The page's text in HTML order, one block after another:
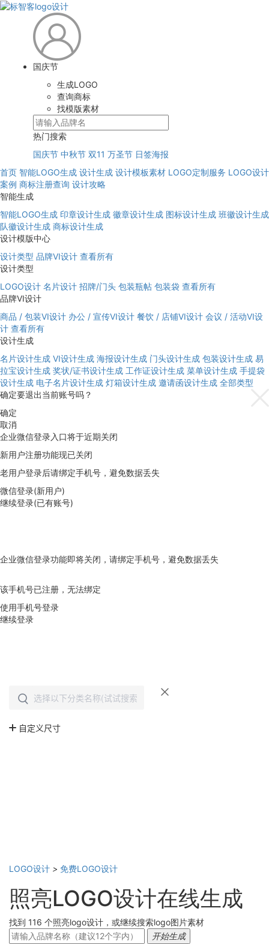
国庆节
生成LOGO
查询商标
找模版素材
热门搜索
国庆节 中秋节 双11 万圣节 日签海报
首页 智能LOGO生成 设计生成 设计模板素材 LOGO定制服务 LOGO设计
案例 商标注册查询 设计攻略
智能生成
智能LOGO生成 印章设计生成 徽章设计生成 图标设计生成 班徽设计生成
队徽设计生成 商标设计生成
设计模版中心
设计类型 品牌VI设计 查看所有
设计类型
LOGO设计 名片设计 招牌/门头 包装瓶帖 包装袋 查看所有
品牌VI设计
商品 / 包装VI设计 办公 / 宣传VI设计 餐饮 / 店铺VI设计 会议 / 活动VI设
计 查看所有
设计生成
名片设计生成 VI设计生成 海报设计生成 门头设计生成 包装设计生成 易
拉宝设计生成 奖状/证书设计生成 工作证设计生成 菜单设计生成 手提袋
设计生成 电子名片设计生成 灯箱设计生成 邀请函设计生成 全部类型
确定要退出当前账号吗？
确定
取消
企业微信登录入口将于近期关闭
新用户注册功能现已关闭
老用户登录后请绑定手机号，避免数据丢失
微信登录(新用户)
继续登录(已有账号)
企业微信登录功能即将关闭，请绑定手机号，避免数据丢失
该手机号已注册，无法绑定
使用手机号登录
继续登录
LOGO设计 > 免费LOGO设计
照亮LOGO设计在线生成
找到 116 个照亮logo设计，或继续搜索logo图片素材
开始生成